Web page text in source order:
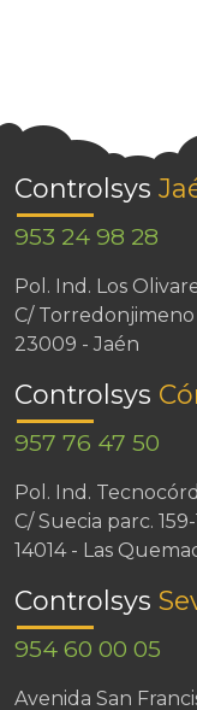
Controlsys
953 24 98 28
Pol. Ind. Los
C/ Torredonjimeno
23009 - Jaén
Controlsys
957 76 47 50
Pol. Ind.
C/ Suecia parc.
14014 - Las
Controlsys
954 60 00 05
Avenida San